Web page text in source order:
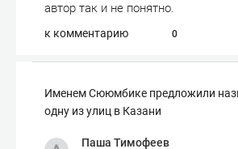
автор так и не понятно.
к комментарию 0
Именем Сююмбике предложили
одну из улиц в Казани
Паша Тимофеев